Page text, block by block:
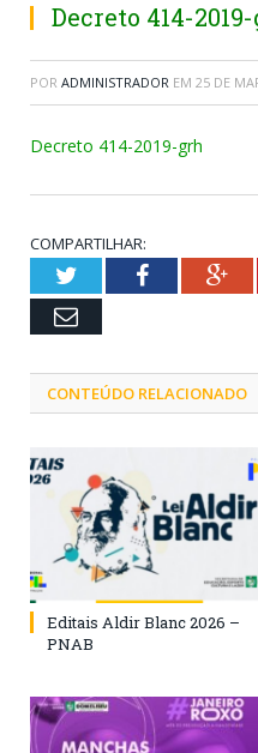
Decreto 414-
POR ADMINISTRADOR EM 25 DE
Decreto 414-2019-grh
COMPARTILHAR:
TwitterFacebook
Email
CONTEÚDO RELACIONADO
Editais Aldir Blanc 2026 –
PNAB